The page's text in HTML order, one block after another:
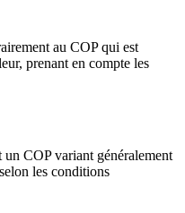
au COP qui est
prenant en compte les
COP variant généralement
les conditions